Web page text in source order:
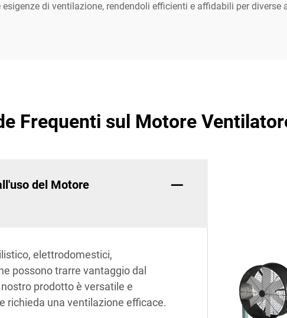
di ventilazione, rendendoli efficienti e affidabili per
Frequenti sul Motore
del Motore
elettrodomestici,
possono trarre vantaggio dal
prodotto è versatile e
richieda una ventilazione efficace.